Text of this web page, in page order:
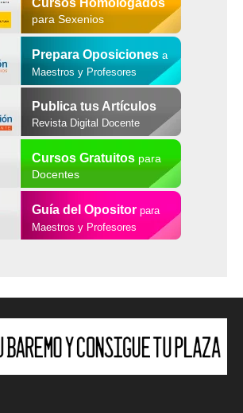
para Sexenios
Prepara Oposiciones a
Maestros y Profesores
Publica tus Artículos
Revista Digital Docente
Cursos Gratuitospara
Docentes
Guía del Opositor para
Maestros y Profesores